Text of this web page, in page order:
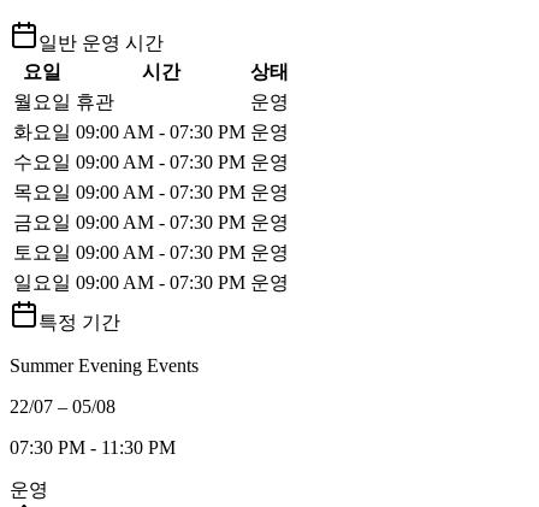
일반 운영 시간
요일
시간
상태
월요일 휴관
운영
화요일 09:00 AM - 07:30 PM 운영
수요일 09:00 AM - 07:30 PM 운영
목요일 09:00 AM - 07:30 PM 운영
금요일 09:00 AM - 07:30 PM 운영
토요일 09:00 AM - 07:30 PM 운영
일요일 09:00 AM - 07:30 PM 운영
특정 기간
Summer Evening Events
22/07 – 05/08
07:30 PM - 11:30 PM
운영